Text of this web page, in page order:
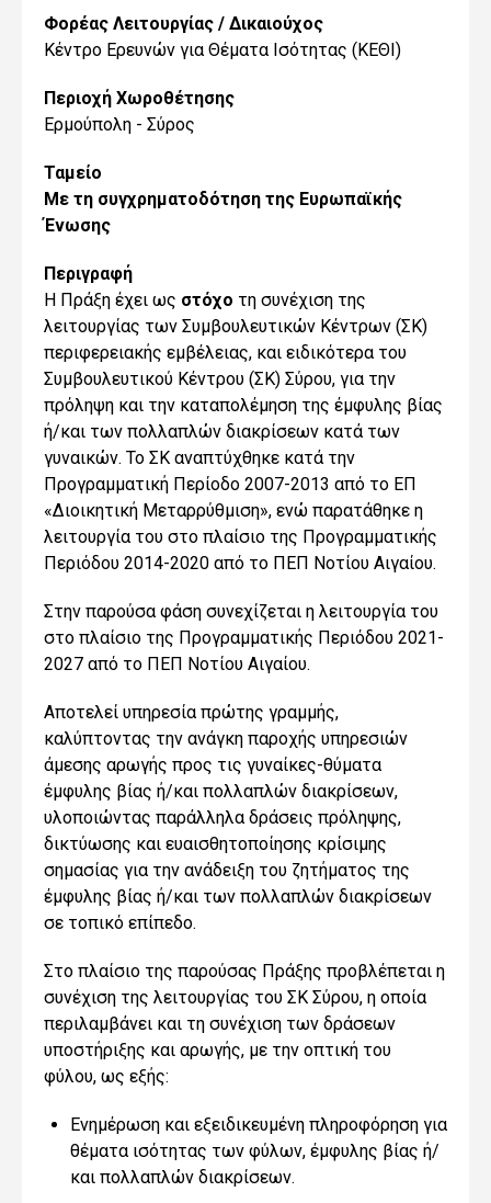
Φορέας Λειτουργίας / Δικαιούχος
Κέντρο Ερευνών για Θέματα Ισότητας (ΚΕΘΙ)
Περιοχή Χωροθέτησης
Ερμούπολη - Σύρος
Ταμείο
Με τη συγχρηματοδότηση της Ευρωπαϊκής
Ένωσης
Περιγραφή
Η Πράξη έχει ως στόχο τη συνέχιση της
λειτουργίας των Συμβουλευτικών Κέντρων (ΣΚ)
περιφερειακής εμβέλειας, και ειδικότερα του
Συμβουλευτικού Κέντρου (ΣΚ) Σύρου, για την
πρόληψη και την καταπολέμηση της έμφυλης βίας
ή/και των πολλαπλών διακρίσεων κατά των
γυναικών. Το ΣΚ αναπτύχθηκε κατά την
Προγραμματική Περίοδο 2007-2013 από το ΕΠ
«Διοικητική Μεταρρύθμιση», ενώ παρατάθηκε η
λειτουργία του στο πλαίσιο της Προγραμματικής
Περιόδου 2014-2020 από το ΠΕΠ Νοτίου Αιγαίου.
Στην παρούσα φάση συνεχίζεται η λειτουργία του
στο πλαίσιο της Προγραμματικής Περιόδου 2021-
2027 από το ΠΕΠ Νοτίου Αιγαίου.
Αποτελεί υπηρεσία πρώτης γραμμής,
καλύπτοντας την ανάγκη παροχής υπηρεσιών
άμεσης αρωγής προς τις γυναίκες-θύματα
έμφυλης βίας ή/και πολλαπλών διακρίσεων,
υλοποιώντας παράλληλα δράσεις πρόληψης,
δικτύωσης και ευαισθητοποίησης κρίσιμης
σημασίας για την ανάδειξη του ζητήματος της
έμφυλης βίας ή/και των πολλαπλών διακρίσεων
σε τοπικό επίπεδο.
Στο πλαίσιο της παρούσας Πράξης προβλέπεται η
συνέχιση της λειτουργίας του ΣΚ Σύρου, η οποία
περιλαμβάνει και τη συνέχιση των δράσεων
υποστήριξης και αρωγής, με την οπτική του
φύλου, ως εξής:
Ενημέρωση και εξειδικευμένη πληροφόρηση για
θέματα ισότητας των φύλων, έμφυλης βίας ή/
και πολλαπλών διακρίσεων.